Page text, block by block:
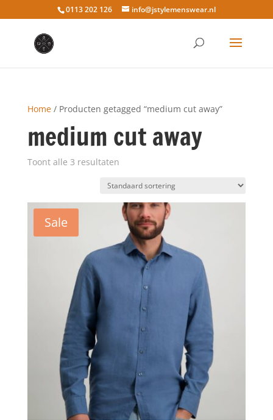
0113 202 126 info@jstylemenswear.nl
Home/ Producten getagged “medium cut away”
medium cut away
Toont alle 3 resultaten
Sale